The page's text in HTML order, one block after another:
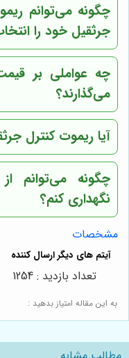
چگونه می‌توانم
جرثقیل خود را
چه عواملی بر
می‌گذارند؟
آیا ریموت کنترل
چگونه می‌توانم
نگهداری کنم؟
مشخصات
به این مقاله امتیاز بدهید :
تعداد بازدید : 1254